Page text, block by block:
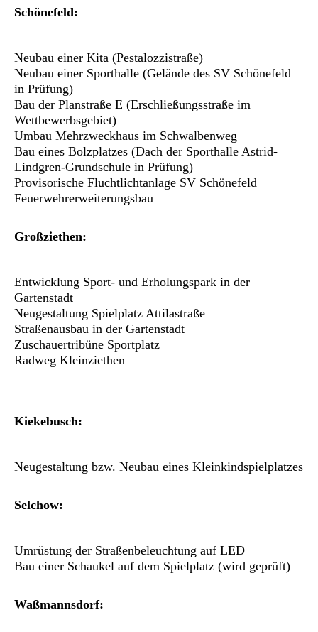
Schönefeld:
Neubau einer Kita (Pestalozzistraße)
Neubau einer Sporthalle (Gelände des SV Schönefeld
in Prüfung)
Bau der Planstraße E (Erschließungsstraße im
Wettbewerbsgebiet)
Umbau Mehrzweckhaus im Schwalbenweg
Bau eines Bolzplatzes (Dach der Sporthalle Astrid-
Lindgren-Grundschule in Prüfung)
Provisorische Fluchtlichtanlage SV Schönefeld
Feuerwehrerweiterungsbau
Großziethen:
Entwicklung Sport- und Erholungspark in der
Gartenstadt
Neugestaltung Spielplatz Attilastraße
Straßenausbau in der Gartenstadt
Zuschauertribüne Sportplatz
Radweg Kleinziethen
Kiekebusch:
Neugestaltung bzw. Neubau eines Kleinkindspielplatzes
Selchow:
Umrüstung der Straßenbeleuchtung auf LED
Bau einer Schaukel auf dem Spielplatz (wird geprüft)
Waßmannsdorf: